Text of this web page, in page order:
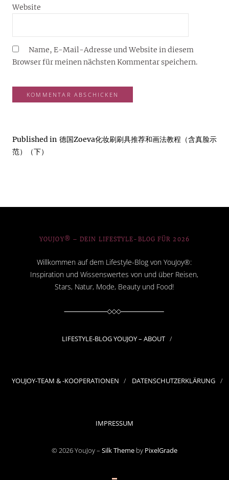
Website
Name, E-Mail-Adresse und Website in diesem
Browser für meinen nächsten Kommentar speichern.
Published in 德国Zoeva化妆刷刷具推荐和画法教程（含真脸示
范）（下）
YOUJOY® – DEIN LIFESTYLE-BLOG FÜR 2026
Willkommen auf dem Lifestyle-Blog von YouJoy®:
Inspiration und Wissenswertes von und über Reisen,
Stars, Natur, Mode, Beauty und Food!
LIFESTYLE-BLOG YOUJOY – ABOUT
YOUJOY-TEAM & -KOOPERATIONEN DATENSCHUTZERKLÄRUNG
IMPRESSUM
© 2026 YouJoy – Silk Theme by PixelGrade